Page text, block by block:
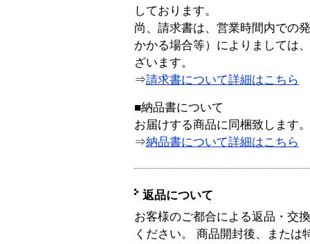
しております。
尚、請求書は、営業時間内での
かかる場合等）によりましては
ざいます。
⇒請求書について詳細はこちら
■納品書について
お届けする商品に同梱致します。
⇒納品書について詳細はこちら
返品について
お客様のご都合による返品・交
ください。 商品開封後、または